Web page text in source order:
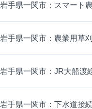
岩手県一関市：スマート
岩手県一関市：農業用草
岩手県一関市：JR大船渡
岩手県一関市：下水道接